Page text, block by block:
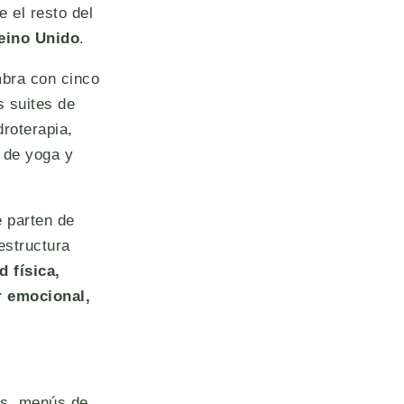
el resto del
Unido.
con cinco
suites de
yoga y
parten de
física,
emocional,